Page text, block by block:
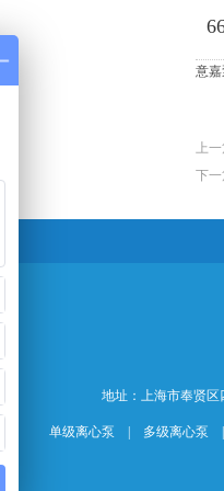
意
上
下
地址：上海市奉贤区
单级离心泵 多级离心泵